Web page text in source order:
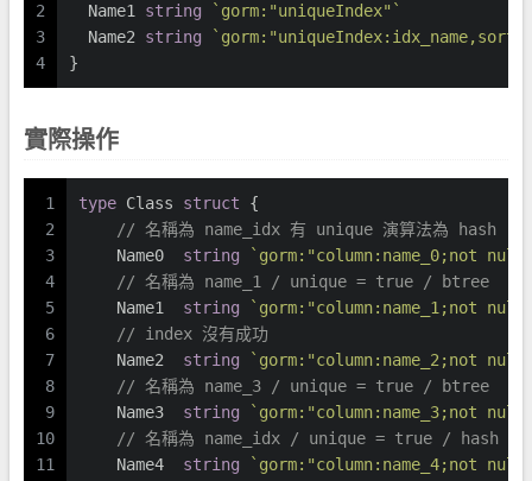
2
3
4
  Name1
string
`gorm:"uniqueIndex"`
  Name2
string
}
實際操作
1
2
3
4
5
6
7
8
9
10
11
type Class struct {
// 名稱為 name_idx 有 unique 演算法為 hash
    Name0
string
`gorm:"column:name_0;not
// 名稱為 name_1 / unique = true / btree
    Name1
string
`gorm:"column:name_1;not
// index 沒有成功
    Name2
string
`gorm:"column:name_2;not
// 名稱為 name_3 / unique = true / btree
    Name3
string
`gorm:"column:name_3;not
// 名稱為 name_idx / unique = true / hash
    Name4
string
`gorm:"column:name_4;not